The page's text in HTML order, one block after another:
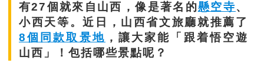
有27個就來自山西，像是著名的懸空寺、
小西天等。近日，山西省文旅廳就推薦了
8個同款取景地 ，讓大家能「跟着悟空遊
山西」！包括哪些景點呢？